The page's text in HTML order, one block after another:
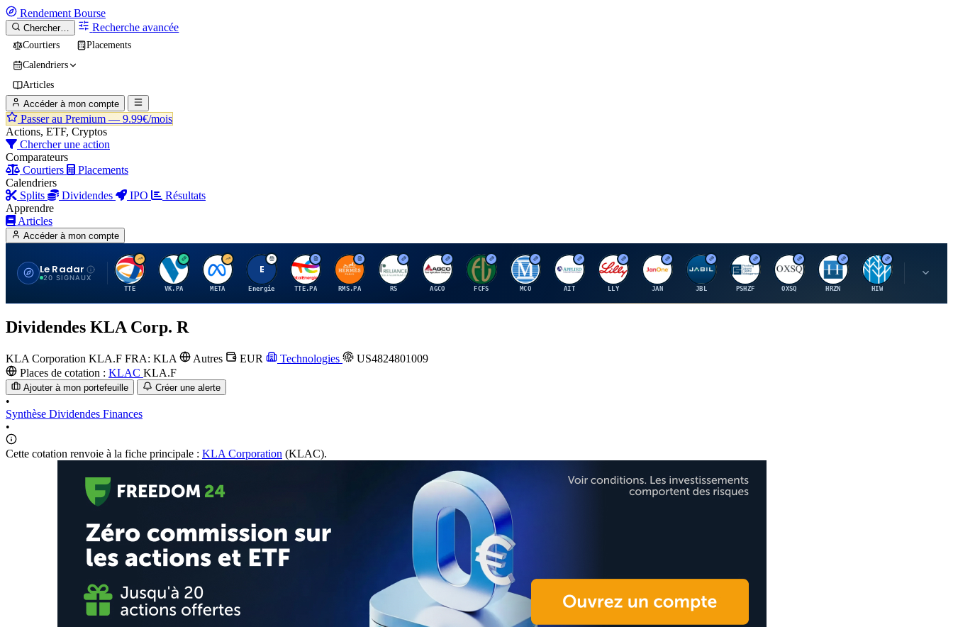
Rendement Bourse
Chercher… Recherche avancée
Courtiers
Placements
Calendriers
Articles
Accéder à mon compte
Passer au Premium — 9.99€/mois
Actions, ETF, Cryptos
Chercher une action
Comparateurs
Courtiers
Placements
Calendriers
Splits
Dividendes IPO
Résultats
Apprendre
Articles
Accéder à mon compte
Le Radar
20 SIGNAUX
T
TTE
V
VK.PA
M
META
E
Energie
T
TTE.PA
H
RMS.PA
R
RS
A
AGCO
F
FCFS
M
MCO
A
AIT
E
LLY
J
JAN
J
JBL
P
PSHZF
O
OXSQ
H
HRZN
H
HIW
U
Dividendes KLA Corp. R
KLA Corporation KLA.F FRA: KLA Autres EUR Technologies
US4824801009
Places de cotation : KLAC KLA.F
Ajouter à mon portefeuille Créer une alerte
•
Synthèse Dividendes Finances
•
Cette cotation renvoie à la fiche principale : KLA Corporation (KLAC).